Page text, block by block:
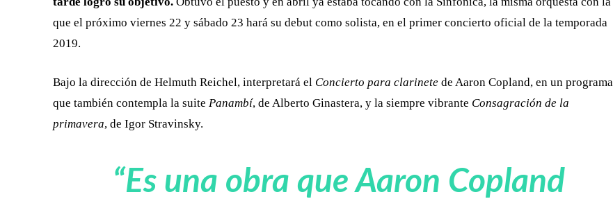
que el próximo viernes 22 y sábado 23 hará su debut como solista, en el primer concierto oficial de la temporada
2019.
Bajo la dirección de Helmuth Reichel, interpretará el Concierto para clarinete de Aaron Copland, en un programa
que también contempla la suite Panambí, de Alberto Ginastera, y la siempre vibrante Consagración de la
primavera, de Igor Stravinsky.
“Es una obra que Aaron Copland